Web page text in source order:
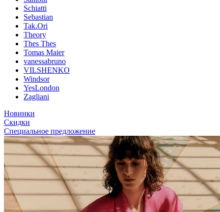
Schiatti
Sebastian
Tak.Ori
Theory
Thes Thes
Tomas Maier
vanessabruno
VILSHENKO
Windsor
YesLondon
Zagliani
Новинки
Скидки
Специальное предложение